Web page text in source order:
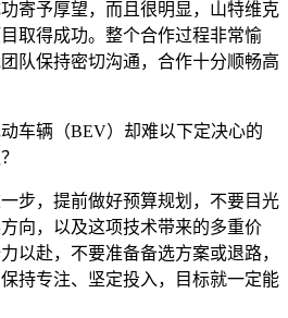
寄予厚望，而且很明显，山特维克
取得成功。整个合作过程非常愉
队保持密切沟通，合作十分顺畅高
车辆（BEV）却难以下定决心的
步，提前做好预算规划，不要目光
向，以及这项技术带来的多重价
以赴，不要准备备选方案或退路，
持专注、坚定投入，目标就一定能